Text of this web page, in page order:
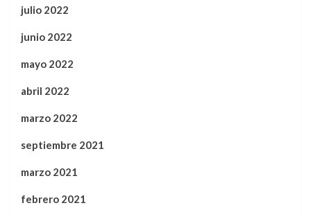
julio 2022
junio 2022
mayo 2022
abril 2022
marzo 2022
septiembre 2021
marzo 2021
febrero 2021